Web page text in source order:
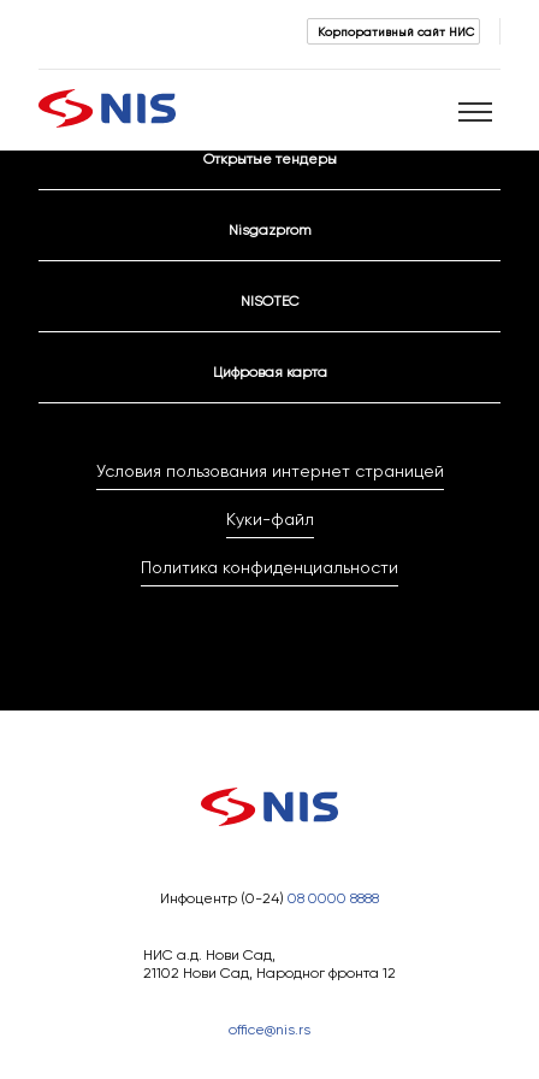
Корпоративный сайт НИС
Открытые тендеры
Nisgazprom
NISOTEC
Цифровая карта
Условия пользования интернет страницей
Куки-файл
Политика конфиденциальности
Инфоцентр (0-24) 08 0000 8888
НИС а.д. Нови Сад,
21102 Нови Сад, Народног фронта 12
office@nis.rs